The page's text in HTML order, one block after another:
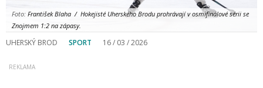
Foto: František Blaha / Hokejisté Uherského Brodu prohrávají v osmifinálové sérii se
Znojmem 1:2 na zápasy.
UHERSKÝ BROD SPORT 16 / 03 / 2026